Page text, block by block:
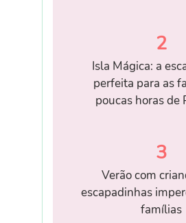
2
Isla Mágica: a
perfeita para as
poucas horas de
3
Verão com
escapadinhas
famílias